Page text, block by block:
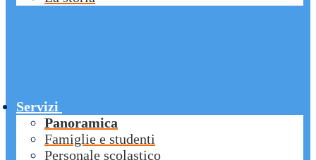
Servizi
Panoramica
Famiglie e studenti
Personale scolastico